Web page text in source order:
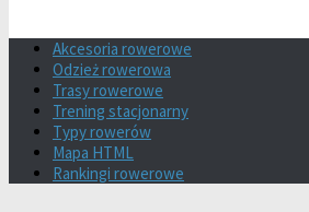
Akcesoria rowerowe
Odzież rowerowa
Trasy rowerowe
Trening stacjonarny
Typy rowerów
Mapa HTML
Rankingi rowerowe